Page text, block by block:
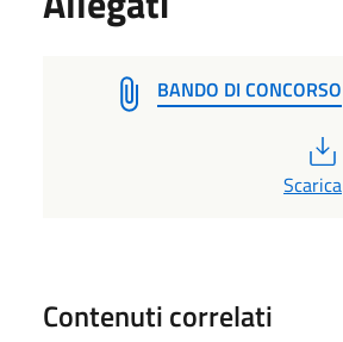
BANDO DI CONCORSO
Scarica
Contenuti correlati